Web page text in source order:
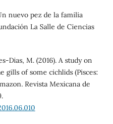
nuevo pez de la familia
La Salle de Ciencias
Dias, M. (2016). A study on
gills of some cichlids (Pisces:
Revista Mexicana de